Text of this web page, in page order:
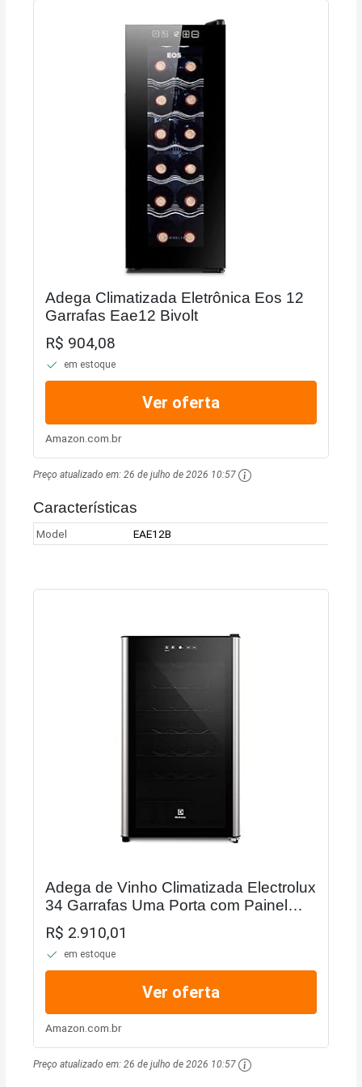
Adega Climatizada Eletrônica Eos 12
Garrafas Eae12 Bivolt
R$ 904,08
em estoque
Ver oferta
Amazon.com.br
Preço atualizado em:26 de julho de 2026 10:57
Características
Model EAE12B
Adega de Vinho Climatizada Electrolux
34 Garrafas Uma Porta com Painel
Digital (WSF34) - 127 Volts
R$ 2.910,01
em estoque
Ver oferta
Amazon.com.br
Preço atualizado em:26 de julho de 2026 10:57